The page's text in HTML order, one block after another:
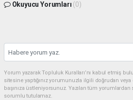
Okuyucu Yorumları (0)
Yorum yazarak Topluluk Kuralları’nı kabul etmiş
sitesine yaptığınız yorumunuzla ilgili doğrudan
başınıza üstleniyorsunuz. Yazılan tüm
sorumlu tutulamaz.